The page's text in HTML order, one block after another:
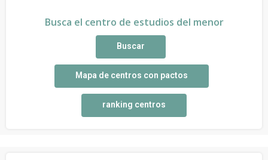
Busca el centro de estudios del menor
Buscar
Mapa de centros con pactos
ranking centros